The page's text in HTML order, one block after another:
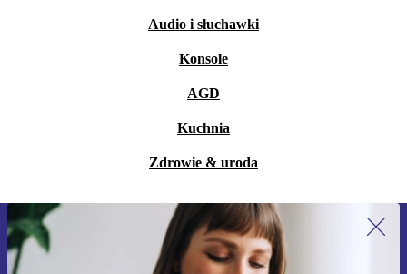
Audio i słuchawki
Konsole
AGD
Kuchnia
Zdrowie & uroda
Zapisz się na nasz newsletter!
Nie przegap żadnej oferty.